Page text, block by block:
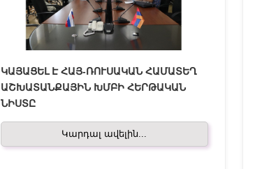
ԿԱՅԱՑԵԼ Է ՀԱՅ-ՌՈՒՍԱԿԱՆ ՀԱՄԱՏԵՂ
ԱՇԽԱՏԱՆՔԱՅԻՆ ԽՄԲԻ ՀԵՐԹԱԿԱՆ
ՆԻՍՏԸ
Կարդալ ավելին...